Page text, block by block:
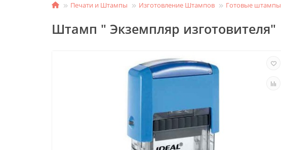
Печати и Штампы Изготовление Штампов Готовые штампы
Штамп " Экземпляр изготовителя"